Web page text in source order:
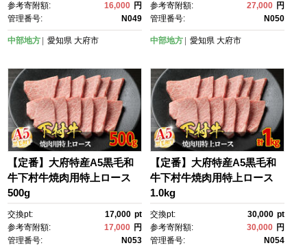
参考寄附額:
16,000 円
管理番号:
N049
中部地方 愛知県 大府市
参考寄附額:
27,000 円
管理番号:
N050
中部地方 愛知県 大府市
【定番】大府特産A5黒毛和
牛下村牛焼肉用特上ロース
500g
交換pt: 17,000 pt
参考寄附額:
17,000 円
管理番号:
N053
【定番】大府特産A5黒毛和
牛下村牛焼肉用特上ロース
1.0kg
交換pt: 30,000 pt
参考寄附額:
30,000 円
管理番号:
N054